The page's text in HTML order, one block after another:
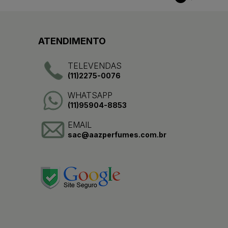
ATENDIMENTO
TELEVENDAS
(11)2275-0076
WHATSAPP
(11)95904-8853
EMAIL
sac@aazperfumes.com.br